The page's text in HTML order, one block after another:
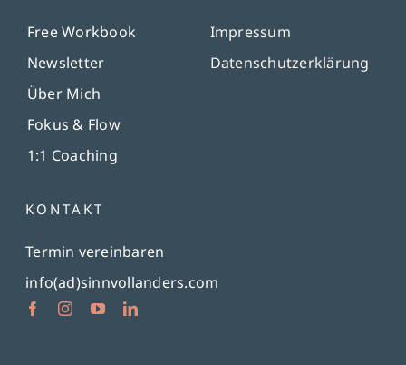
Free Workbook
Newsletter
Über Mich
Fokus & Flow
1:1 Coaching
Impressum
Datenschutzerklärung
KONTAKT
Termin vereinbaren
info(ad)sinnvollanders.com